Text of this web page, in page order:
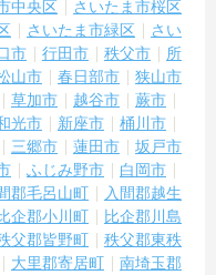
中央区
さいたま市桜区
さいたま市緑区
さい
市 行田市 秩父市
所
山市 春日部市
狭山市
草加市 越谷市
蕨市
光市 新座市
桶川市
三郷市 蓮田市
坂戸市
ふじみ野市
白岡市
郡毛呂山町
入間郡越生
企郡小川町
比企郡川島
父郡皆野町
秩父郡東秩
大里郡寄居町
南埼玉郡